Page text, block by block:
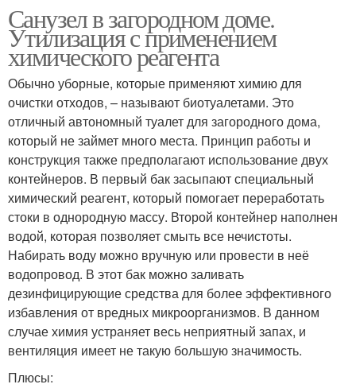
Санузел в загородном доме.
Утилизация с применением
химического реагента
Обычно уборные, которые применяют химию для
очистки отходов, – называют биотуалетами. Это
отличный автономный туалет для загородного дома,
который не займет много места. Принцип работы и
конструкция также предполагают использование двух
контейнеров. В первый бак засыпают специальный
химический реагент, который помогает переработать
стоки в однородную массу. Второй контейнер наполнен
водой, которая позволяет смыть все нечистоты.
Набирать воду можно вручную или провести в неё
водопровод. В этот бак можно заливать
дезинфицирующие средства для более эффективного
избавления от вредных микроорганизмов. В данном
случае химия устраняет весь неприятный запах, и
вентиляция имеет не такую большую значимость.
Плюсы: